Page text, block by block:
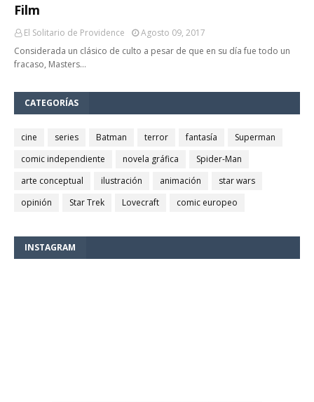
Film
El Solitario de Providence
Agosto 09, 2017
Considerada un clásico de culto a pesar de que en su día fue todo un
fracaso, Masters…
CATEGORÍAS
cine series Batman terror fantasía
Superman
comic independiente
novela gráfica
Spider-Man
arte conceptual
ilustración animación
star wars
opinión
Star Trek Lovecraft comic europeo
INSTAGRAM